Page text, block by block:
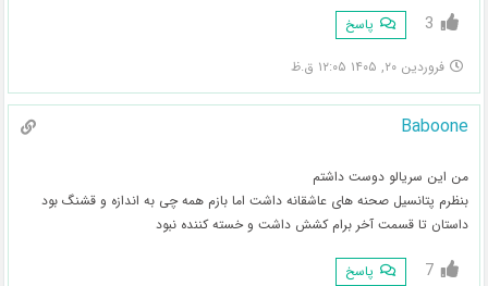
3 پاسخ
فروردین ۲۰, ۱۴۰۵ ۱۲:۰۵ ق.ظ
Baboone
من این سریالو دوست داشتم
بنظرم پتانسیل صحنه های عاشقانه داشت اما بازم همه چی به اندازه و قشنگ بود
داستان تا قسمت آخر برام کشش داشت و خسته کننده نبود
7 پاسخ